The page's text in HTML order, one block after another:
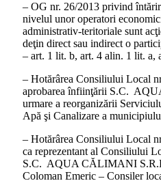
– OG nr. 26/2013 privind
nivelul unor operatori
administrativ-teritoriale sunt
deţin direct sau indirect o
– art. 1 lit. b, art. 4 alin. 1 lit. a,
– Hotărârea Consiliului Local
aprobarea înfiinţării S.C.
urmare a reorganizării
Apă şi Canalizare a
– Hotărârea Consiliului Local
ca reprezentant al Consiliului
S.C. AQUA CĂLIMANI
Coloman Emeric – Consiler